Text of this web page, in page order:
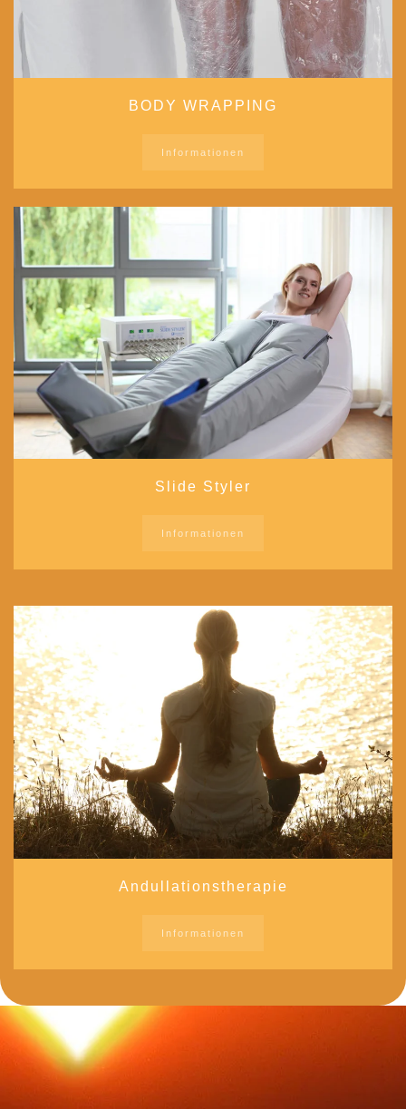
BODY WRAPPING
Informationen
Slide Styler
Informationen
Andullationstherapie
Informationen